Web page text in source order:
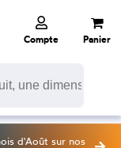
Compte Panier
d'Août sur nos